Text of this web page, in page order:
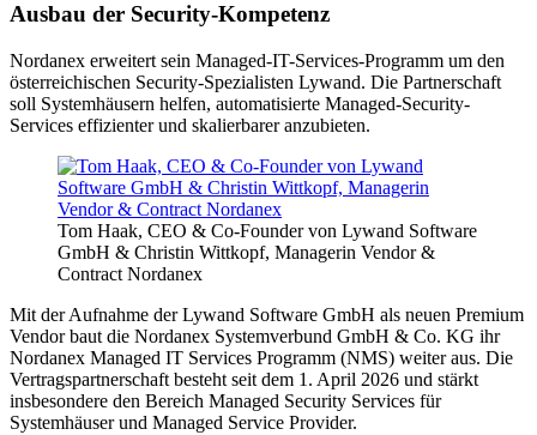
Ausbau der Security-Kompetenz
Nordanex erweitert sein Managed-IT-Services-Programm um den
österreichischen Security-Spezialisten Lywand. Die Partnerschaft
soll Systemhäusern helfen, automatisierte Managed-Security-
Services effizienter und skalierbarer anzubieten.
Tom Haak, CEO & Co-Founder von Lywand Software
GmbH & Christin Wittkopf, Managerin Vendor &
Contract Nordanex
Mit der Aufnahme der Lywand Software GmbH als neuen Premium
Vendor baut die Nordanex Systemverbund GmbH & Co. KG ihr
Nordanex Managed IT Services Programm (NMS) weiter aus. Die
Vertragspartnerschaft besteht seit dem 1. April 2026 und stärkt
insbesondere den Bereich Managed Security Services für
Systemhäuser und Managed Service Provider.